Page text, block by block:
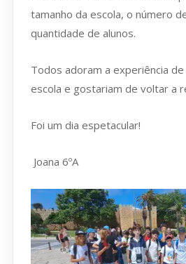
tamanho da escola, o número
quantidade de alunos.
Todos adoram a experiência
escola e gostariam de voltar a
Foi um dia espetacular!
Joana 6ºA